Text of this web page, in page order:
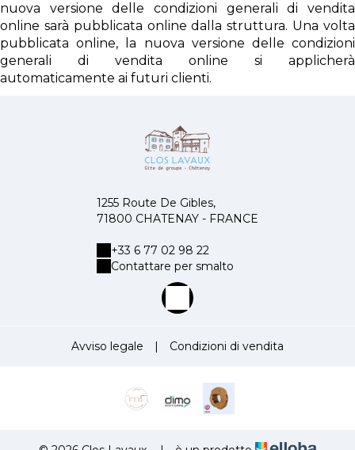
nuova versione delle condizioni generali di vendita
online sarà pubblicata online dalla struttura. Una volta
pubblicata online, la nuova versione delle condizioni
generali di vendita online si applicherà
automaticamente ai futuri clienti.
1255 Route De Gibles,
71800 CHATENAY - FRANCE
+33 6 77 02 98 22
Contattare per smalto
Avviso legale | Condizioni di vendita